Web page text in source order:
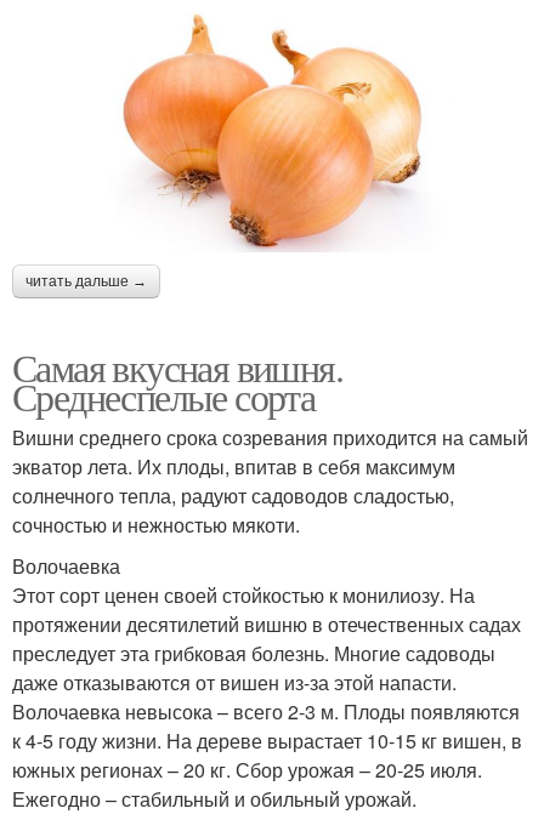
читать дальше →
Самая вкусная вишня.
Среднеспелые сорта
Вишни среднего срока созревания приходится на самый
экватор лета. Их плоды, впитав в себя максимум
солнечного тепла, радуют садоводов сладостью,
сочностью и нежностью мякоти.
Волочаевка
Этот сорт ценен своей стойкостью к монилиозу. На
протяжении десятилетий вишню в отечественных садах
преследует эта грибковая болезнь. Многие садоводы
даже отказываются от вишен из-за этой напасти.
Волочаевка невысока – всего 2-3 м. Плоды появляются
к 4-5 году жизни. На дереве вырастает 10-15 кг вишен, в
южных регионах – 20 кг. Сбор урожая – 20-25 июля.
Ежегодно – стабильный и обильный урожай.